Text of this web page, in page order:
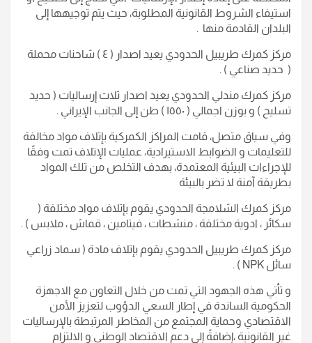
استيفاء الشروط القانونية المطلوبة، حيث يتم توجيهها إلى
البلدان القادمة منها .
مركز كمرك طريبيل الحدودي يعيد اصدار ( ٤ ) شاحنات محملة
( حديد صناعي ) .
مركز كمرك مندلي الحدودي يعيد اصدار ثلاث إرساليات ( حديد
تسليح ) و بوزن اجمالي ( ١٥٥٠ ) طن إلى الجانب الإيراني .
وفي سياق متصل، قامت المراكز الكمركية بإتلاف مواد مخالفة
للتعليمات و الضوابط الاستيرادية، عمليات الإتلاف تمت وفقًا
للإجراءات البيئية المعتمدة، بهدف التخلص من تلك المواد
بطريقة آمنة لا تضر بالبيئة
مركز كمرك الشلامجة الحدودي يقوم بإتلاف مواد مختلفة (
سكائر ، ادوية مختلفة ، منشطات ، فيتامين ، قماش ، ملابس ) .
مركز كمرك طريبيل الحدودي يقوم بإتلاف مادة ( سماد زراعي
سائل NPK ) .
و تأتي هذه الجهود التي تمت من خلال التعاون مع الاجهزة
الحكومية الساندة في إطار السعي الدؤوب لتعزيز الأمن
الاقتصادي وحماية المجتمع من المخاطر المرتبطة بالإرساليات
غير القانونية ،إضافةً إلى دعم الاقتصاد الوطني و الالتزام